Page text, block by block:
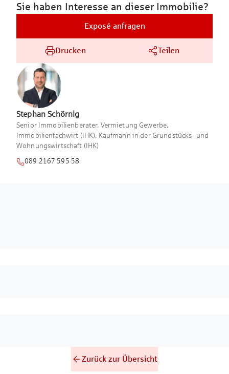
Sie haben Interesse an dieser Immobilie?
Exposé anfragen
Drucken Teilen
Stephan Schörnig
Senior Immobilienberater, Vermietung Gewerbe,
Immobilienfachwirt (IHK), Kaufmann in der Grundstücks- und
Wohnungswirtschaft (IHK)
089 2167 595 58
Zurück zur Übersicht